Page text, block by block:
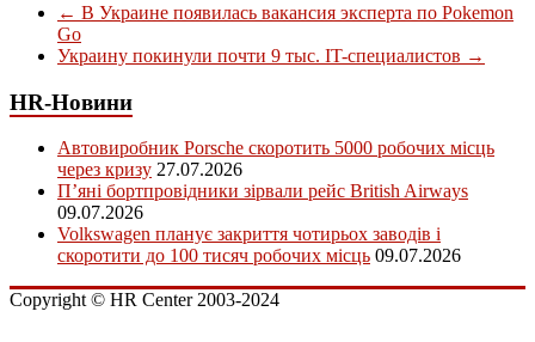
← В Украине появилась вакансия эксперта по Pokemon
Go
Украину покинули почти 9 тыс. IT-специалистов →
HR-Новини
Автовиробник Porsche скоротить 5000 робочих місць
через кризу 27.07.2026
П’яні бортпровідники зірвали рейс British Airways
09.07.2026
Volkswagen планує закриття чотирьох заводів і
скоротити до 100 тисяч робочих місць 09.07.2026
Copyright © HR Center 2003-2024